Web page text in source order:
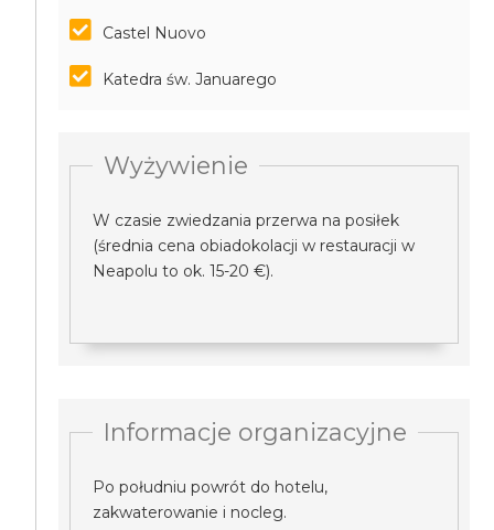
Castel Nuovo
Katedra św. Januarego
Wyżywienie
W czasie zwiedzania przerwa na posiłek
(średnia cena obiadokolacji w restauracji w
Neapolu to ok. 15-20 €).
Informacje organizacyjne
Po południu powrót do hotelu,
zakwaterowanie i nocleg.